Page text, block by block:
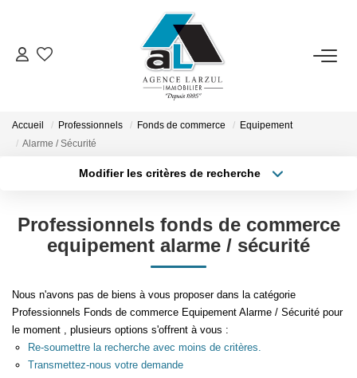
VENTES
LOCATIONS
GESTION
ESTIMATION
PROMOTION
NOTRE AGENCE
Présentation
Accueil Professionnels Fonds de commerce
Equipement
Alarme / Sécurité
Modifier les critères de recherche
Sélectionnez...
Type de bien
Surface min
Créer une alerte
Professionnels fonds de commerce
equipement alarme / sécurité
Nous n'avons pas de biens à vous proposer dans la catégorie
Professionnels Fonds de commerce Equipement Alarme / Sécurité pour
le moment , plusieurs options s'offrent à vous :
Re-soumettre la recherche avec moins de critères.
Transmettez-nous votre demande